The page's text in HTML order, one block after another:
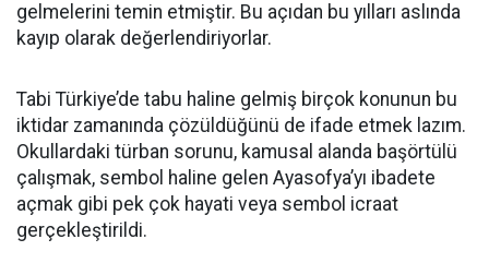
gelmelerini temin etmiştir. Bu açıdan bu yılları aslında
kayıp olarak değerlendiriyorlar.
Tabi Türkiye’de tabu haline gelmiş birçok konunun bu
iktidar zamanında çözüldüğünü de ifade etmek lazım.
Okullardaki türban sorunu, kamusal alanda başörtülü
çalışmak, sembol haline gelen Ayasofya’yı ibadete
açmak gibi pek çok hayati veya sembol icraat
gerçekleştirildi.